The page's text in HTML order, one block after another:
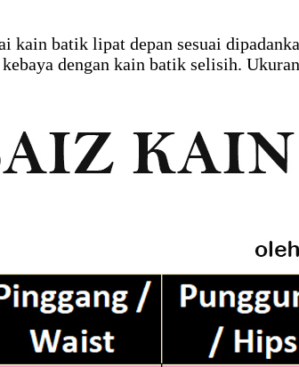
batik lipat depan sesuai
dengan kain batik selisih.